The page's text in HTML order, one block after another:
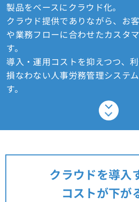
製品をベースにクラウド化。
クラウド提供でありながら、お
や業務フローに合わせたカスタ
す。
導入・運用コストを抑えつつ、
損なわない人事労務管理システ
す。
クラウドを導入
コストが下が